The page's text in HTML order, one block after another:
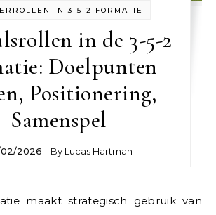
IN 3-5-2 FORMATIE
in de 3-5-2
Doelpunten
Positionering,
Samenspel
2026 - By Lucas Hartman
maakt strategisch gebruik van